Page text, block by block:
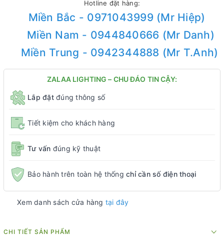
Hotline đặt hàng:
Miền Bắc - 0971043999 (Mr Hiệp)
Miền Nam - 0944840666 (Mr Danh)
Miền Trung - 0942344888 (Mr T.Anh)
ZALAA LIGHTING – CHU ĐÁO TIN CẬY:
Lắp đặtđúng thông số
Tiết kiệm cho khách hàng
Tư vấn đúng kỹ thuật
Bảo hành trên toàn hệ thống chỉ cần số điện thoại
Xem danh sách cửa hàng tại đây
CHI TIẾT SẢN PHẨM